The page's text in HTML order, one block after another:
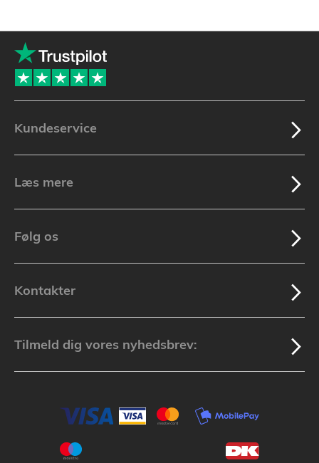
Kundeservice
Læs mere
Følg os
Kontakter
Tilmeld dig vores nyhedsbrev: